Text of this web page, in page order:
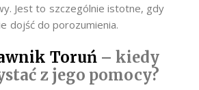
Jest to szczególnie istotne, gdy
dojść do porozumienia.
Toruń– kiedy
z jego pomocy?